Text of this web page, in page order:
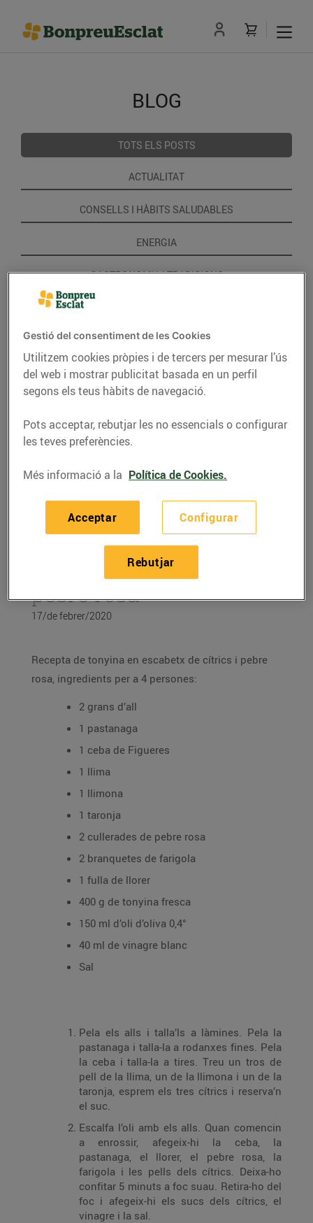
BLOG
TOTS ELS POSTS
ACTUALITAT
CONSELLS I HÀBITS SALUDABLES
ENERGIA
GASTRONOMIA I TRADICIONS
RECEPTES
Recepta de tonyina en
escabetx de cítrics i
pebre rosa
17/de febrer/2020
Recepta de tonyina en escabetx de cítrics i pebre
rosa, ingredients per a 4 persones:
2 grans d’all
1 pastanaga
1 ceba de Figueres
1 llima
1 llimona
1 taronja
2 cullerades de pebre rosa
2 branquetes de farigola
1 fulla de llorer
400 g de tonyina fresca
150 ml d’oli d’oliva 0,4°
40 ml de vinagre blanc
Sal
Pela els alls i talla’ls a làmines. Pela la
pastanaga i talla-la a rodanxes fines. Pela
la ceba i talla-la a tires. Treu un tros de
pell de la llima, un de la llimona i un de la
taronja, esprem els tres cítrics i reserva’n
el suc.
Escalfa l’oli amb els alls. Quan comencin
a enrossir, afegeix-hi la ceba, la
pastanaga, el llorer, el pebre rosa, la
farigola i les pells dels cítrics. Deixa-ho
confitar 5 minuts a foc suau. Retira-ho del
foc i afegeix-hi els sucs dels cítrics, el
vinagre i la sal.
Gestió del consentiment de les Cookies
Utilitzem cookies pròpies i de tercers per mesurar l’ús
del web i mostrar publicitat basada en un perfil
segons els teus hàbits de navegació.
Pots acceptar, rebutjar les no essencials o configurar
les teves preferències.
Més informació a la Política de Cookies.
Configurar
Rebutjar
Acceptar